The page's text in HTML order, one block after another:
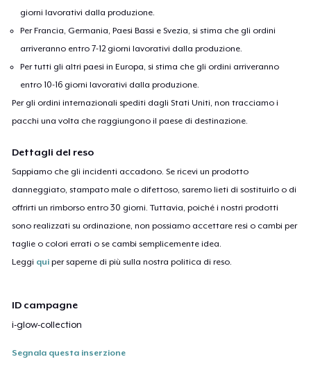
giorni lavorativi dalla produzione.
Per Francia, Germania, Paesi Bassi e Svezia, si stima che gli ordini
arriveranno entro 7-12 giorni lavorativi dalla produzione.
Per tutti gli altri paesi in Europa, si stima che gli ordini arriveranno
entro 10-16 giorni lavorativi dalla produzione.
Per gli ordini internazionali spediti dagli Stati Uniti, non tracciamo i
pacchi una volta che raggiungono il paese di destinazione.
Dettagli del reso
Sappiamo che gli incidenti accadono. Se ricevi un prodotto
danneggiato, stampato male o difettoso, saremo lieti di sostituirlo o di
offrirti un rimborso entro 30 giorni. Tuttavia, poiché i nostri prodotti
sono realizzati su ordinazione, non possiamo accettare resi o cambi per
taglie o colori errati o se cambi semplicemente idea.
Leggi qui per saperne di più sulla nostra politica di reso.
ID campagne
i-glow-collection
Segnala questa inserzione